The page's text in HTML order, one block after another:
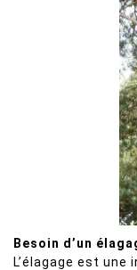
Besoin d’un
L’élagage est